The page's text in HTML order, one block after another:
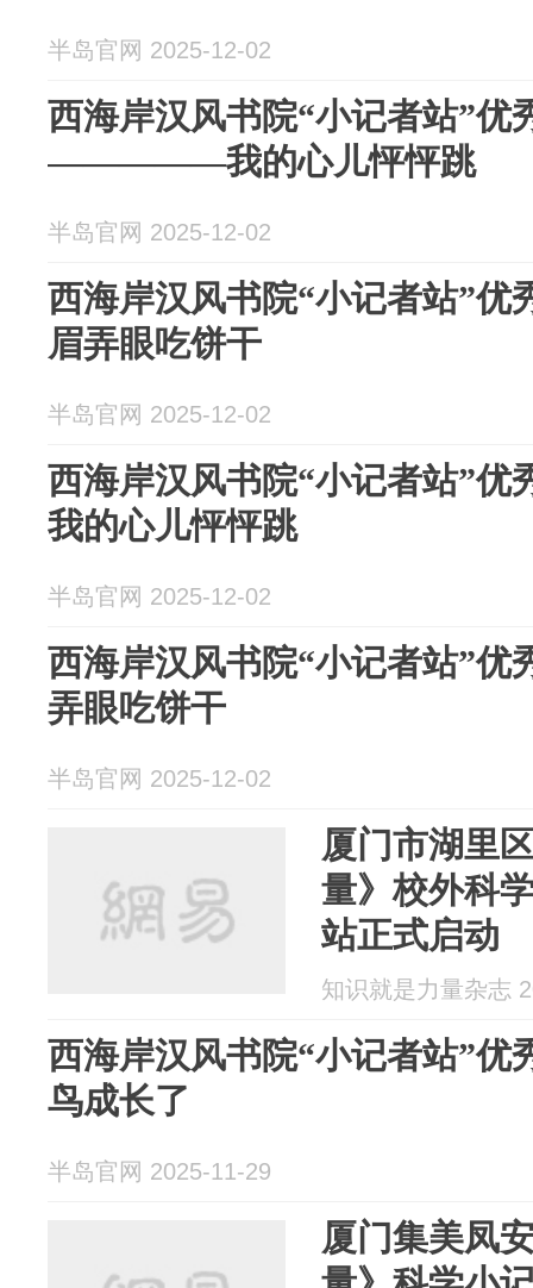
半岛官网 2025-12-02
西海岸汉风书院“小记者站”优
—————我的心儿怦怦跳
半岛官网 2025-12-02
西海岸汉风书院“小记者站”
眉弄眼吃饼干
半岛官网 2025-12-02
西海岸汉风书院“小记者站”
我的心儿怦怦跳
半岛官网 2025-12-02
西海岸汉风书院“小记者站”
弄眼吃饼干
半岛官网 2025-12-02
厦门市湖里
量》校外科
站正式启动
知识就是力量杂志
西海岸汉风书院“小记者站”
鸟成长了
半岛官网 2025-11-29
厦门集美凤